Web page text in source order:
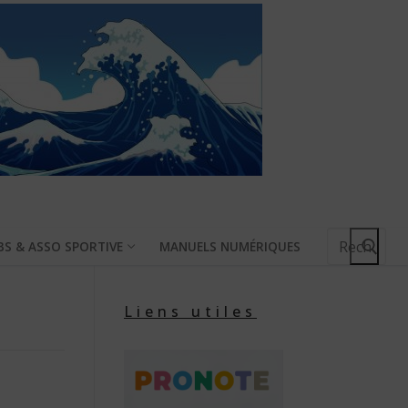
& ASSO SPORTIVE MANUELS NUMÉRIQUES
Rechercher
Liens utiles